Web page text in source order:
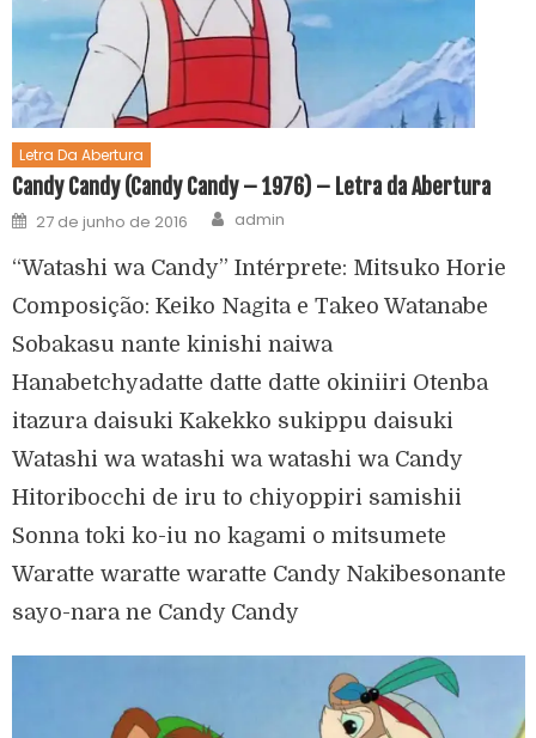
Letra Da Abertura
Candy Candy (Candy Candy – 1976) – Letra da Abertura
27 de junho de 2016 admin
“Watashi wa Candy” Intérprete: Mitsuko Horie
Composição: Keiko Nagita e Takeo Watanabe
Sobakasu nante kinishi naiwa
Hanabetchyadatte datte datte okiniiri Otenba
itazura daisuki Kakekko sukippu daisuki
Watashi wa watashi wa watashi wa Candy
Hitoribocchi de iru to chiyoppiri samishii
Sonna toki ko-iu no kagami o mitsumete
Waratte waratte waratte Candy Nakibesonante
sayo-nara ne Candy Candy